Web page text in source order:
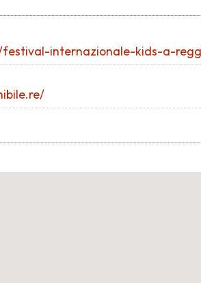
internazionale-kids-a-